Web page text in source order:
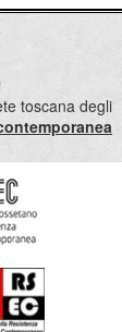
toscana degli